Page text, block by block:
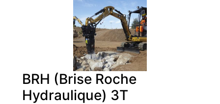
BRH (Brise Roche
Hydraulique) 3T